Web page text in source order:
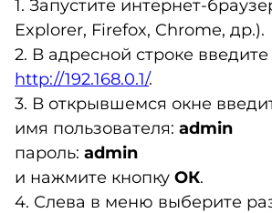
Магазин
Контакты
Новости
1. Запустите интернет-
Explorer, Firefox, Chrome, др.).
2. В адресной строке введите
http://192.168.0.1/.
3. В открывшемся окне
имя пользователя: admin
пароль: admin
и нажмите кнопку ОК.
4. Слева в меню выберите